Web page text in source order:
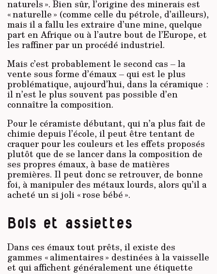
naturels ». Bien sûr, l’origine des minerais est
« naturelle » (comme celle du pétrole, d’ailleurs),
mais il a fallu les extraire d’une mine, quelque
part en Afrique ou à l’autre bout de l’Europe, et
les raffiner par un procédé industriel.
Mais c’est probablement le second cas – la
vente sous forme d’émaux – qui est le plus
problématique, aujourd’hui, dans la céramique :
il n’est le plus souvent pas possible d’en
connaître la composition.
Pour le céramiste débutant, qui n’a plus fait de
chimie depuis l’école, il peut être tentant de
craquer pour les couleurs et les effets proposés
plutôt que de se lancer dans la composition de
ses propres émaux, à base de matières
premières. Il peut donc se retrouver, de bonne
foi, à manipuler des métaux lourds, alors qu’il a
acheté un si joli « rose bébé ».
Bols et assiettes
Dans ces émaux tout prêts, il existe des
gammes « alimentaires » destinées à la vaisselle
et qui affichent généralement une étiquette